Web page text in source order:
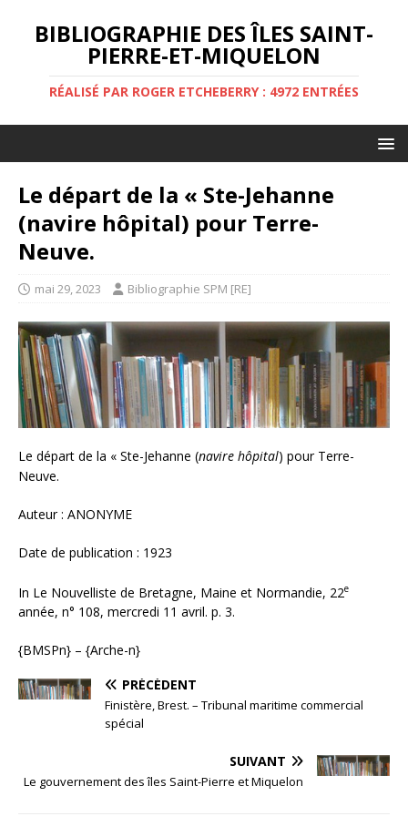
BIBLIOGRAPHIE DES ÎLES SAINT-
PIERRE-ET-MIQUELON
RÉALISÉ PAR ROGER ETCHEBERRY : 4972 ENTRÉES
Le départ de la « Ste-Jehanne
(navire hôpital) pour Terre-
Neuve.
mai 29, 2023 Bibliographie SPM [RE]
Le départ de la « Ste-Jehanne (navire hôpital) pour Terre-
Neuve.
Auteur : ANONYME
Date de publication : 1923
In Le Nouvelliste de Bretagne, Maine et Normandie, 22e
année, n° 108, mercredi 11 avril. p. 3.
{BMSPn} – {Arche-n}
PRÉCÉDENT
Finistère, Brest. – Tribunal maritime commercial
spécial
SUIVANT
Le gouvernement des îles Saint-Pierre et Miquelon